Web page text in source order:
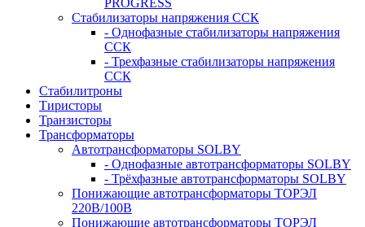
PROGRESS
Стабилизаторы напряжения ССК
- Однофазные стабилизаторы напряжения
ССК
- Трехфазные стабилизаторы напряжения
ССК
Стабилитроны
Тиристоры
Транзисторы
Трансформаторы
Автотрансформаторы SOLBY
- Однофазные автотрансформаторы SOLBY
- Трёхфазные автотрансформаторы SOLBY
Понижающие автотрансформаторы ТОРЭЛ
220В/100В
Понижающие автотрансформаторы ТОРЭЛ